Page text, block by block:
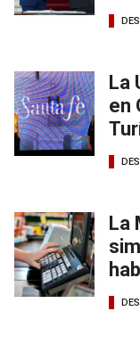
La
en
La